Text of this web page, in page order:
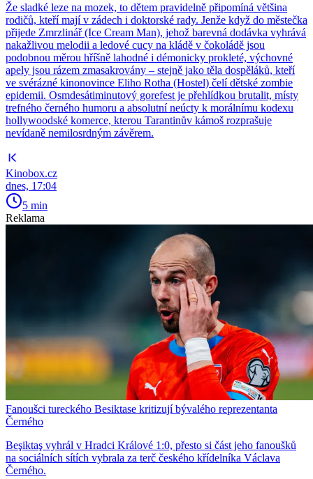
Že sladké leze na mozek, to dětem pravidelně připomíná většina
rodičů, kteří mají v zádech i doktorské rady. Jenže když do městečka
přijede Zmrzlinář (Ice Cream Man), jehož barevná dodávka vyhrává
nakažlivou melodii a ledové cucy na kládě v čokoládě jsou
podobnou měrou hříšně lahodné i démonicky prokleté, výchovné
apely jsou rázem zmasakrovány – stejně jako těla dospěláků, kteří
ve svérázné kinonovince Eliho Rotha (Hostel) čelí dětské zombie
epidemii. Osmdesátiminutový gorefest je přehlídkou brutalit, místy
trefného černého humoru a absolutní neúcty k morálnímu kodexu
hollywoodské komerce, kterou Tarantinův kámoš rozprašuje
nevídaně nemilosrdným závěrem.
Kinobox.cz
dnes, 17:04
5 min
Reklama
Fanoušci tureckého Besiktase kritizují bývalého reprezentanta
Černého
Beşiktaş vyhrál v Hradci Králové 1:0, přesto si část jeho fanoušků
na sociálních sítích vybrala za terč českého křídelníka Václava
Černého.